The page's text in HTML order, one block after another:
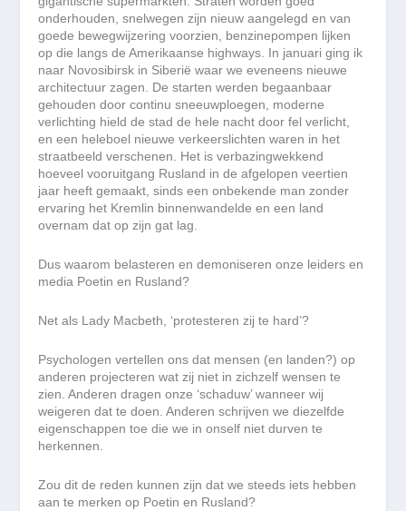
onderhouden, snelwegen zijn nieuw aangelegd en van
goede bewegwijzering voorzien, benzinepompen lijken
op die langs de Amerikaanse highways. In januari ging ik
naar Novosibirsk in Siberië waar we eveneens nieuwe
architectuur zagen. De starten werden begaanbaar
gehouden door continu sneeuwploegen, moderne
verlichting hield de stad de hele nacht door fel verlicht,
en een heleboel nieuwe verkeerslichten waren in het
straatbeeld verschenen. Het is verbazingwekkend
hoeveel vooruitgang Rusland in de afgelopen veertien
jaar heeft gemaakt, sinds een onbekende man zonder
ervaring het Kremlin binnenwandelde en een land
overnam dat op zijn gat lag.
Dus waarom belasteren en demoniseren onze leiders en
media Poetin en Rusland?
Net als Lady Macbeth, ‘protesteren zij te hard’?
Psychologen vertellen ons dat mensen (en landen?) op
anderen projecteren wat zij niet in zichzelf wensen te
zien. Anderen dragen onze ‘schaduw’ wanneer wij
weigeren dat te doen. Anderen schrijven we diezelfde
eigenschappen toe die we in onself niet durven te
herkennen.
Zou dit de reden kunnen zijn dat we steeds iets hebben
aan te merken op Poetin en Rusland?